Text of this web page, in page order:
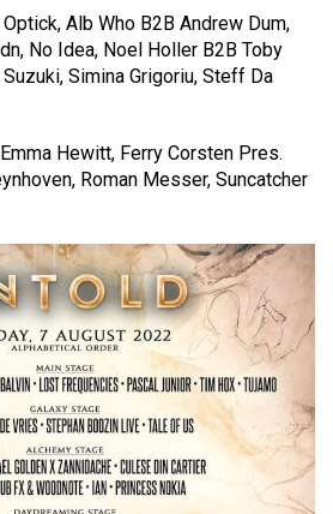
Alb Who B2B Andrew Dum,
No Idea, Noel Holler B2B Toby
Suzuki, Simina Grigoriu, Steff Da
Hewitt, Ferry Corsten Pres.
Roman Messer, Suncatcher